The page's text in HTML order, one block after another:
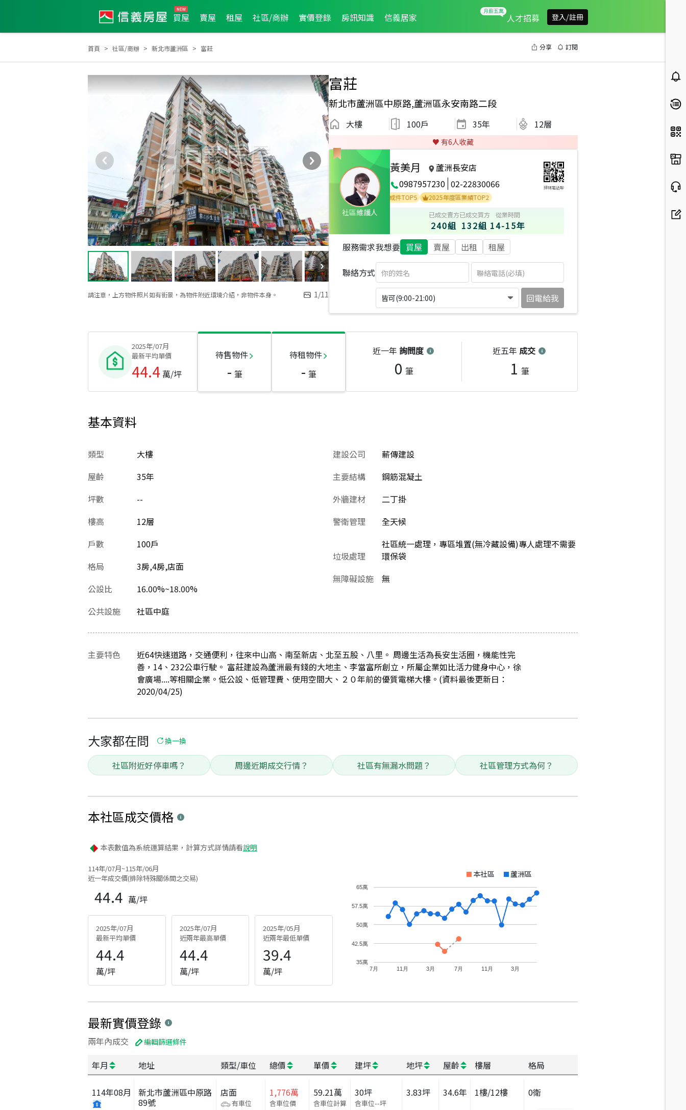
買屋 賣屋 租屋 社區/商辦 實價登錄 房訊知識 信義居家 人才招募 登入/註冊
首頁 社區/商辦 新北市蘆洲區 富莊 分享 訂閱
請注意，上方物件照片如有街景，為物件附近環境介紹，非物件本身。 1/11
富莊
新北市蘆洲區中原路,蘆洲區永安南路二段
大樓 100戶 35年 12層
♥️ 有6人收藏
社區維護人
黃美月
蘆洲長安店
0987957230 02-22830066 掃碼電話聊
2025年度服務品質獎 2026年第2季度服務品質獎 全公司2019年度成件TOP13 全公司2014年度成件TOP5
2025年度區業績TOP2
已成交賣方
240組
已成交買方
132組
從業時間
14-15年
服務需求我想要 買屋 賣屋 出租 租屋
聯絡方式
皆可(9:00-21:00) 回電給我
2025年/07月
最新平均單價
44.4 萬/坪
待售物件
- 筆
待租物件
- 筆
近一年 詢問度
0 筆
近五年 成交
1 筆
基本資料
類型
大樓
屋齡
35年
坪數
--
樓高
12層
戶數
100戶
格局
3房,4房,店面
公設比
16.00%~18.00%
建設公司
薪傳建設
主要結構
鋼筋混凝土
外牆建材
二丁掛
警衛管理
全天候
垃圾處理
社區統一處理，專區堆置(無冷藏設備)專人處理不需要
環保袋
無障礙設施
無
公共設施 社區中庭
主要特色
近64快速道路，交通便利，往來中山高、南至新店、北至五股、八里。 周邊生活為長安生活圈，機能性完
善，14、232公車行駛。 富莊建設為蘆洲最有錢的大地主、李當富所創立，所屬企業如比活力健身中心，徐
會廣場....等相關企業。低公設、低管理費、使用空間大、２０年前的優質電梯大樓。(資料最後更新日：
2020/04/25)
大家都在問 換一換
社區附近好停車嗎？ 周邊近期成交行情？ 社區有無漏水問題？ 社區管理方式為何？
本社區成交價格
本表數值為系統運算結果，計算方式詳情請看說明
114年/07月~115年/06月
近一年成交價(排除特殊關係間之交易)
44.4 萬/坪
2025年/07月
最新平均單價
44.4
萬/坪
2025年/07月
近兩年最高單價
44.4
萬/坪
2025年/05月
近兩年最低單價
39.4
萬/坪
本社區 蘆洲區
7月 11月 3月 7月 11月 3月
35萬
42.5萬
50萬
57.5萬
65萬
最新實價登錄
兩年內成交 編輯篩選條件
年月 地址 類型/車位 總價 單價 建坪 地坪 屋齡 樓層 格局
114年08月
新北市蘆洲區中原路
89號
店面
有車位
1,776萬
含車位價
59.21萬
含車位計算
30坪
含車位--坪
3.83坪 34.6年 1樓/12樓 0衛